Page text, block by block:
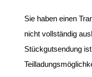
Sie haben einen
nicht vollständig
Stückgutsendung